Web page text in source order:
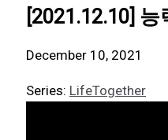
[2021.12.10]
December 10, 2021
Series: LifeTogether